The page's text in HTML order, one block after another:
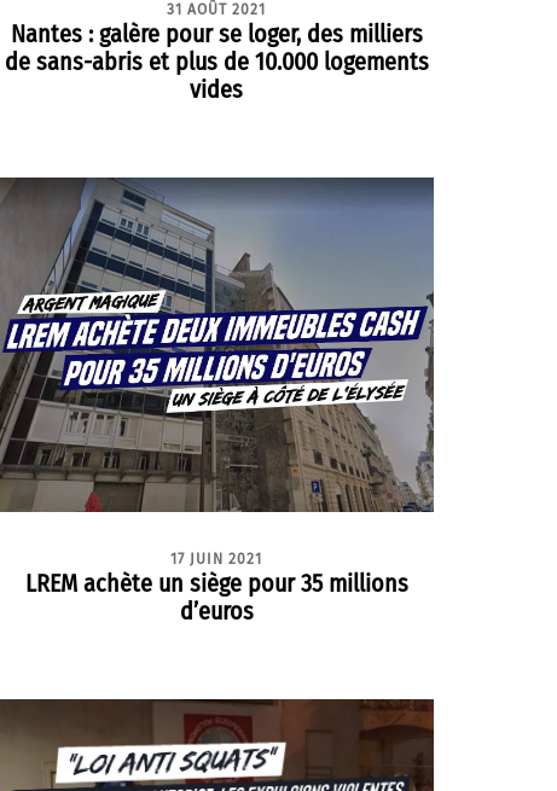
31 AOÛT 2021
Nantes : galère pour se loger, des milliers
de sans-abris et plus de 10.000 logements
vides
17 JUIN 2021
LREM achète un siège pour 35 millions
d’euros